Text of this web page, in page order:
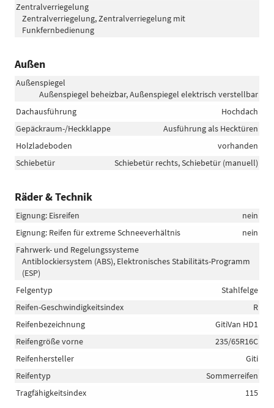
Zentralverriegelung
Zentralverriegelung, Zentralverriegelung mit
Funkfernbedienung
Außen
Außenspiegel
Außenspiegel beheizbar, Außenspiegel elektrisch verstellbar
Dachausführung
Hochdach
Gepäckraum-/Heckklappe
Ausführung als Hecktüren
Holzladeboden
vorhanden
Schiebetür
Schiebetür rechts, Schiebetür (manuell)
Räder & Technik
Eignung: Eisreifen
nein
Eignung: Reifen für extreme Schneeverhältnis
nein
Fahrwerk- und Regelungssysteme
Antiblockiersystem (ABS), Elektronisches Stabilitäts-Programm
(ESP)
Felgentyp
Stahlfelge
Reifen-Geschwindigkeitsindex
R
Reifenbezeichnung
GitiVan HD1
Reifengröße vorne
235/65R16C
Reifenhersteller
Giti
Reifentyp
Sommerreifen
Tragfähigkeitsindex
115